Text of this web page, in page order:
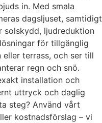
in. Med smala
dagsljuset, samtidigt
solskydd, ljudreduktion
för tillgänglig
terrass, och ser till
regn och snö.
installation och
uttryck och daglig
steg? Använd vårt
kostnadsförslag – vi